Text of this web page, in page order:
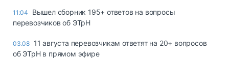
11:04
Вышел сборник 195+ ответов на вопросы
перевозчиков об ЭТрН
03.08 11 августа перевозчикам ответят на 20+ вопросов
об ЭТрН в прямом эфире